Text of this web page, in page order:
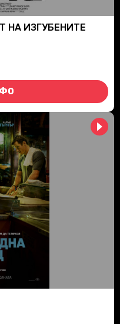
НА ИЗГУБЕНИТЕ